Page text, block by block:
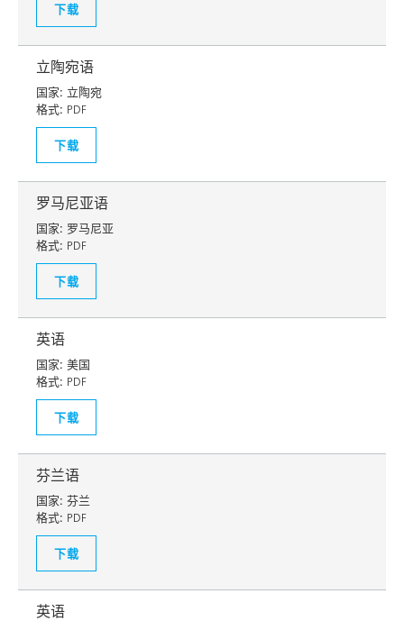
下载
立陶宛语
国家: 立陶宛
格式: PDF
下载
罗马尼亚语
国家: 罗马尼亚
格式: PDF
下载
英语
国家: 美国
格式: PDF
下载
芬兰语
国家: 芬兰
格式: PDF
下载
英语